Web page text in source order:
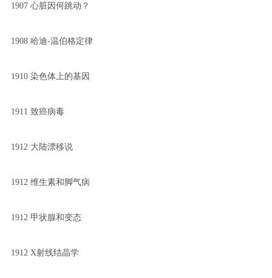
1907 心脏因何跳动？
1908 哈迪-温伯格定律
1910 染色体上的基因
1911 致癌病毒
1912 大陆漂移说
1912 维生素和脚气病
1912 甲状腺和变态
1912 X射线结晶学